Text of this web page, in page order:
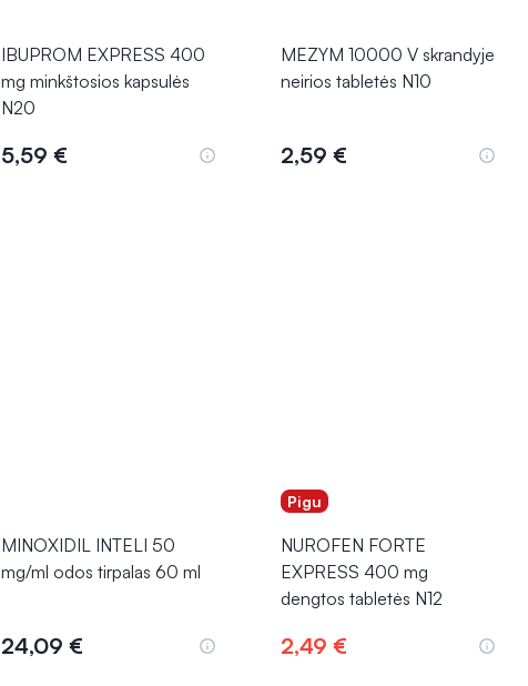
IBUPROM EXPRESS 400
mg minkštosios kapsulės
N20
5,59 €
MEZYM 10000 V skrandyje
neirios tabletės N10
2,59 €
MINOXIDIL INTELI 50
mg/ml odos tirpalas 60 ml
24,09 €
Pigu
NUROFEN FORTE
EXPRESS 400 mg
dengtos tabletės N12
2,49 €